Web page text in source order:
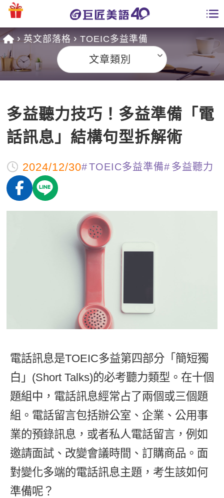
課程總覽
英文課程總表
英文會話
商用英文
英文檢定
TOEIC 多益課程
IELTS 雅思課程
GEPT 全民英檢課程
基礎字彙
情境閱讀
英文文法技巧
英文寫作
TED Talks
CNN聽力強化
新聞英文
Let's Talk
外語即時通
兒童美語
一對一家教
點讀筆教材
數位學習教材
全國分校
英文部落格
師資團隊
學習分享
學員專區
英文部落格 TOEIC多益準備
文章類別
多益聽力技巧！多益準備「電
話訊息」結構句型拆解術
2024/12/30 TOEIC多益準備 多益聽力
電話訊息是TOEIC多益第四部分「簡短獨
白」(Short Talks)的必考聽力類型。在十個
題組中，電話訊息經常占了兩個或三個題
組。電話留言包括辦公室、企業、公用事
業的預錄訊息，或者私人電話留言，例如
邀請面試、改變會議時間、訂購商品。面
對變化多端的電話訊息主題，考生該如何
準備呢？